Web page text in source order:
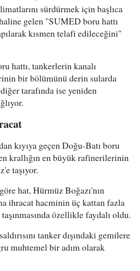
sürdürmek için başlıca
gelen "SUMED boru hattı
kısmen telafi edileceğini"
hattı, tankerlerin kanalı
bir bölümünü derin sularda
tarafında ise yeniden
kıyıya geçen Doğu-Batı boru
krallığın en büyük rafinerilerinin
taşıyor.
hat, Hürmüz Boğazı'nın
ihracat hacminin üç kattan fazla
özellikle faydalı oldu.
tanker dışındaki gemilere
muhtemel bir adım olarak